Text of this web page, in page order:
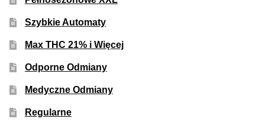
Szybkie Automaty
Max THC 21% i Więcej
Odporne Odmiany
Medyczne Odmiany
Regularne